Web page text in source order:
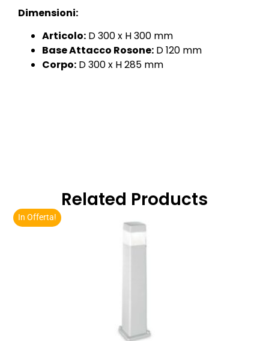
Dimensioni:
Articolo: D 300 x H 300 mm
Base Attacco Rosone: D 120 mm
Corpo: D 300 x H 285 mm
Related Products
In Offerta!